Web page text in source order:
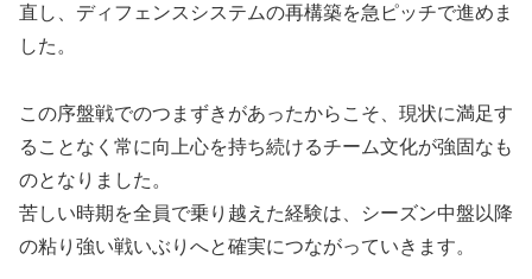
直し、ディフェンスシステムの再構築を急ピッチで進めま
した。
この序盤戦でのつまずきがあったからこそ、現状に満足す
ることなく常に向上心を持ち続けるチーム文化が強固なも
のとなりました。
苦しい時期を全員で乗り越えた経験は、シーズン中盤以降
の粘り強い戦いぶりへと確実につながっていきます。